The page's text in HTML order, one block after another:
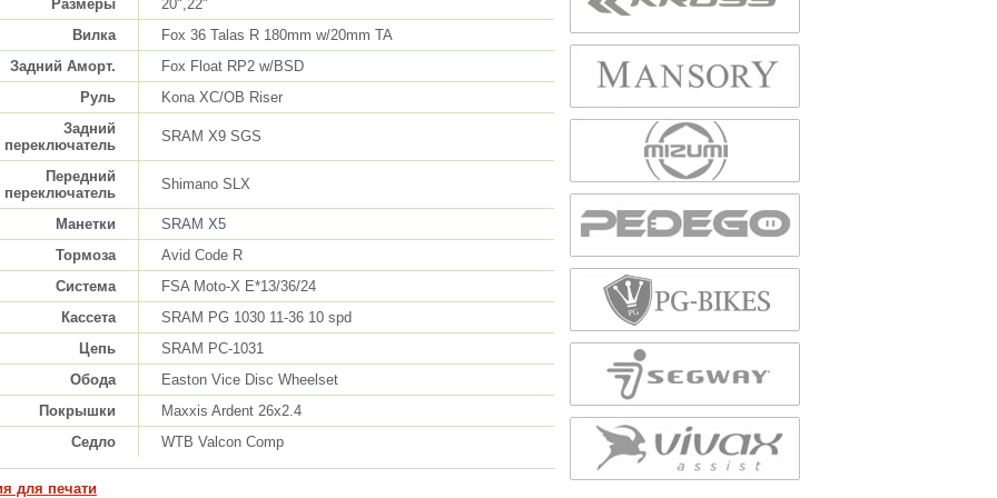
Размеры
20",22"
Вилка
Fox 36 Talas R 180mm w/20mm TA
Задний Аморт.
Fox Float RP2 w/BSD
Руль
Kona XC/OB Riser
Задний
переключатель
SRAM X9 SGS
Передний
переключатель
Shimano SLX
Манетки
SRAM X5
Тормоза
Avid Code R
Система
FSA Moto-X E*13/36/24
Кассета
SRAM PG 1030 11-36 10 spd
Цепь
SRAM PC-1031
Обода
Easton Vice Disc Wheelset
Покрышки
Maxxis Ardent 26x2.4
Седло
WTB Valcon Comp
для печати